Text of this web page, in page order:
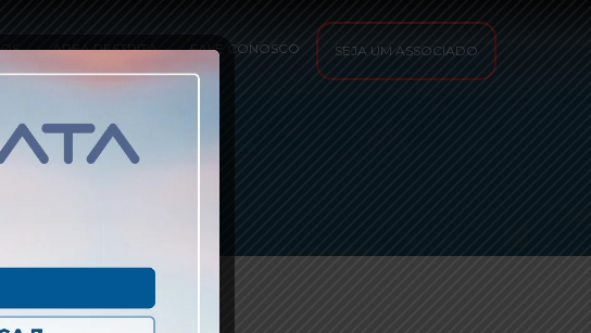
ÁREA RESTRITA FALE CONOSCO SEJA UM ASSOCIADO